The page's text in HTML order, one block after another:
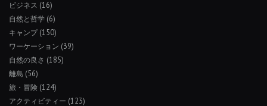
ビジネス (16)
自然と哲学 (6)
キャンプ(150)
ワーケーション (39)
自然の良さ (185)
離島 (56)
旅・冒険 (124)
アクティビティー (123)